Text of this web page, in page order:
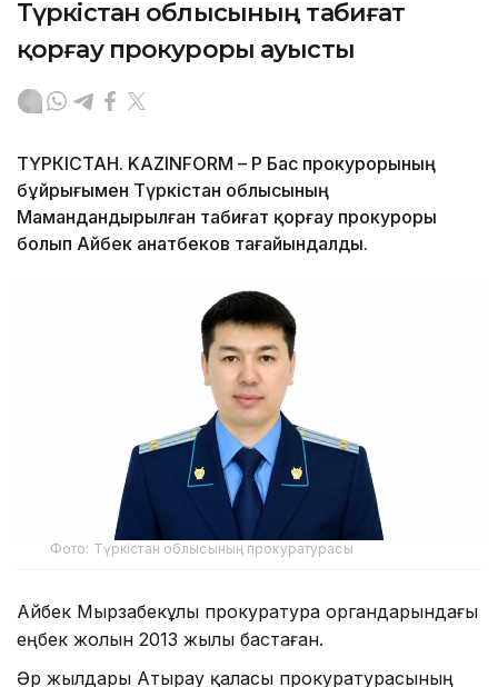
Түркістан облысының табиғат
қорғау прокуроры ауысты
ТҮРКІСТАН. KAZINFORM – ҚР Бас прокурорының
бұйрығымен Түркістан облысының
Мамандандырылған табиғат қорғау прокуроры
болып Айбек Қанатбеков тағайындалды.
Фото: Түркістан облысының прокуратурасы
Айбек Мырзабекұлы прокуратура органдарындағы
еңбек жолын 2013 жылы бастаған.
Әр жылдары Атырау қаласы прокуратурасының